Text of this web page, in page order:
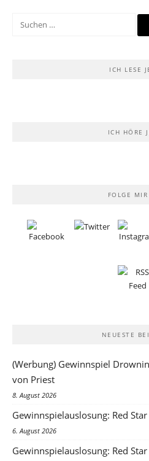
Suchen
ICH LESE
ICH HÖRE
FOLGE
NEUESTE
(Werbung) Gewinnspiel
von Priest
8. August 2026
Gewinnspielauslosung: Red
6. August 2026
Gewinnspielauslosung: Red